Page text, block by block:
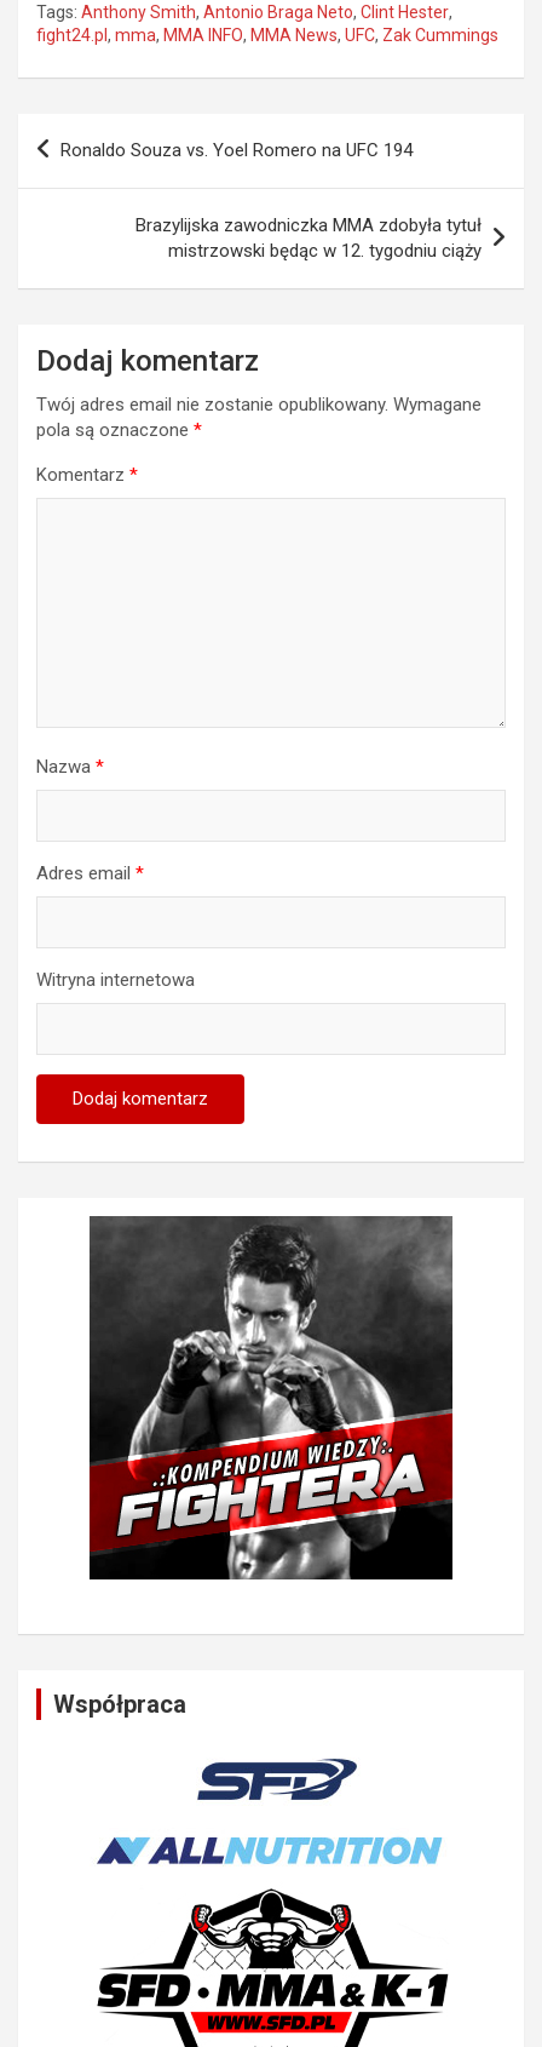
Tags: Anthony Smith, Antonio Braga Neto, Clint Hester,
fight24.pl , mma, MMA INFO, MMA News, UFC, Zak Cummings
Nawigacja
Ronaldo Souza vs. Yoel Romero na UFC 194
Brazylijska zawodniczka MMA zdobyła tytuł
mistrzowski będąc w 12. tygodniu ciąży
Dodaj komentarz
Twój adres email nie zostanie opublikowany. Wymagane
pola są oznaczone *
Komentarz *
Nazwa *
Adres email *
Witryna internetowa
Współpraca